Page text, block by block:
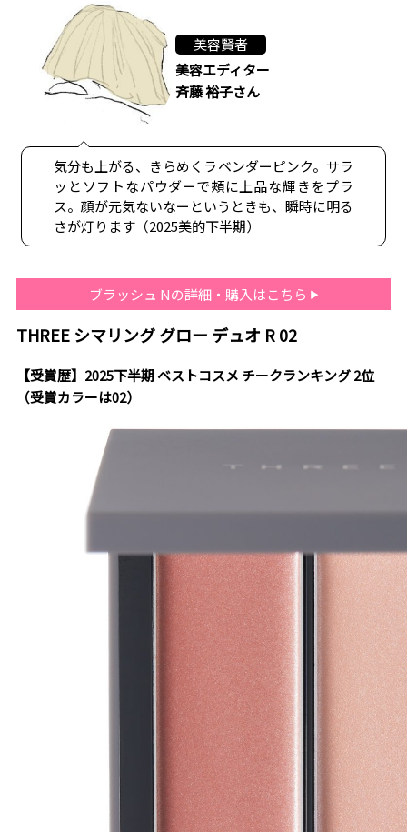
美容賢者
美容エディター
斉藤 裕子さん
気分も上がる、きらめくラベンダーピンク。サラ
ッとソフトなパウダーで頰に上品な輝きをプラ
ス。顔が元気ないなーというときも、瞬時に明る
さが灯ります（2025美的下半期）
ブラッシュ Nの詳細・購入はこちら
THREE シマリング グロー デュオ R 02
【受賞歴】2025下半期 ベストコスメ チークランキング 2位
（受賞カラーは02）